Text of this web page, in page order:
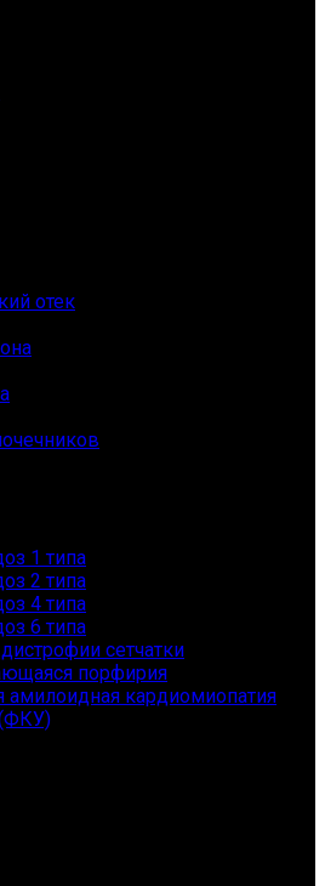
отек
1 типа
2 типа
4 типа
6 типа
сетчатки
порфирия
амилоидная кардиомиопатия